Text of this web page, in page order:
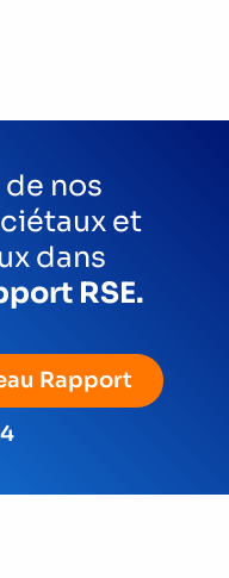
nos
et
dans
RSE.
Rapport